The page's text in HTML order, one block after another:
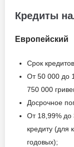
Кредиты
Европейский
Срок
От 50 000 до
750 000
Досрочное
От 18,99% до
кредиту (для
годовых);